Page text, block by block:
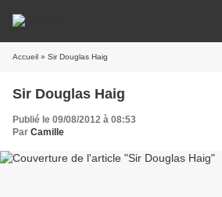
Accueil » Sir Douglas Haig
Sir Douglas Haig
Publié le 09/08/2012 à 08:53
Par Camille